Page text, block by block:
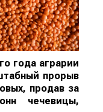
года аграрии
прорыв
продав за
чечевицы,